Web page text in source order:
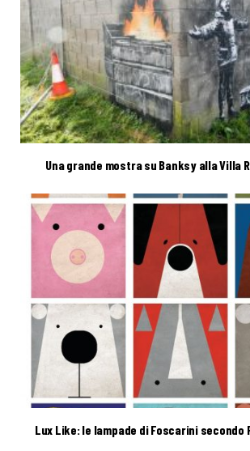
Una grande mostra su Banksy alla Villa
Lux Like: le lampade di Foscarini secondo